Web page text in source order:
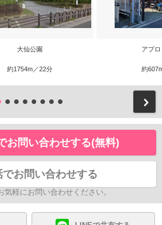
大仙公園
約1754m／22分
アプ
約
お問い合わせする(無料)
でお問い合わせする
気軽にお問い合わせください。